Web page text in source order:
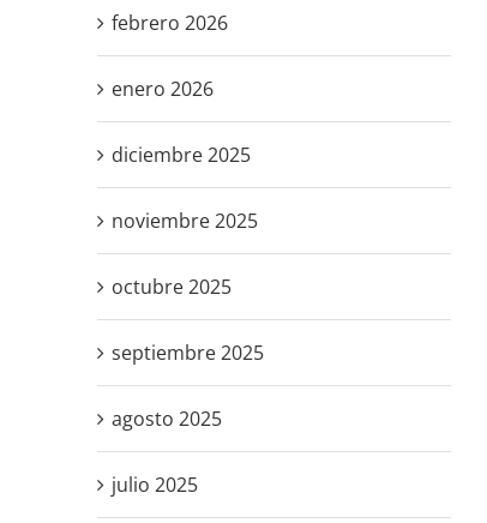
febrero 2026
enero 2026
diciembre 2025
noviembre 2025
octubre 2025
septiembre 2025
agosto 2025
julio 2025